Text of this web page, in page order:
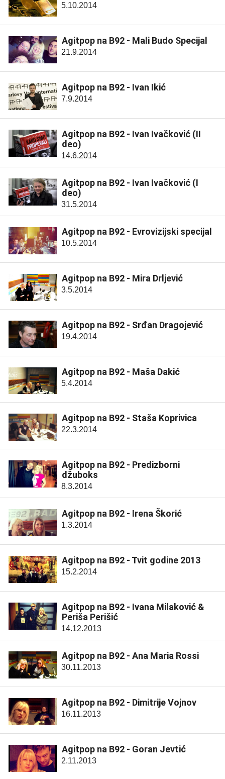
5.10.2014
Agitpop na B92 - Mali Budo Specijal
21.9.2014
Agitpop na B92 - Ivan Ikić
7.9.2014
Agitpop na B92 - Ivan Ivačković (II
deo)
14.6.2014
Agitpop na B92 - Ivan Ivačković (I
deo)
31.5.2014
Agitpop na B92 - Evrovizijski specijal
10.5.2014
Agitpop na B92 - Mira Drljević
3.5.2014
Agitpop na B92 - Srđan Dragojević
19.4.2014
Agitpop na B92 - Maša Dakić
5.4.2014
Agitpop na B92 - Staša Koprivica
22.3.2014
Agitpop na B92 - Predizborni
džuboks
8.3.2014
Agitpop na B92 - Irena Škorić
1.3.2014
Agitpop na B92 - Tvit godine 2013
15.2.2014
Agitpop na B92 - Ivana Milaković &
Periša Perišić
14.12.2013
Agitpop na B92 - Ana Maria Rossi
30.11.2013
Agitpop na B92 - Dimitrije Vojnov
16.11.2013
Agitpop na B92 - Goran Jevtić
2.11.2013